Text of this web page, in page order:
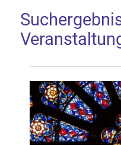
Google Map laden
Mit dem Laden der
Anwendung Google
Inhalten Cookies auf